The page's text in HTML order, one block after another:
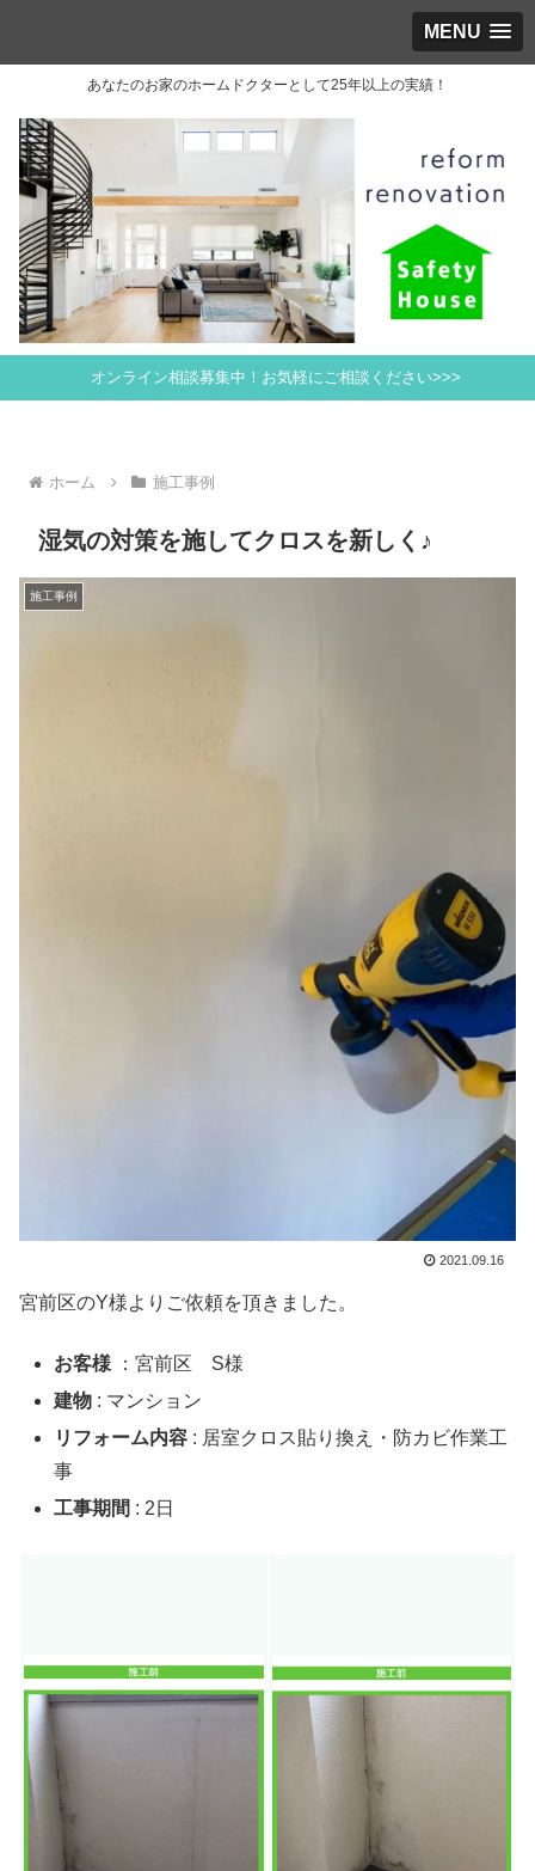
MENU
あなたのお家のホームドクターとして25年以上の実績！
オンライン相談募集中！お気軽にご相談ください>>>
ホーム 施工事例
湿気の対策を施してクロスを新しく♪
施工事例
2021.09.16
宮前区のY様よりご依頼を頂きました。
お客様 ：宮前区 S様
建物 : マンション
リフォーム内容 : 居室クロス貼り換え・防カビ作業工
事
工事期間 : 2日